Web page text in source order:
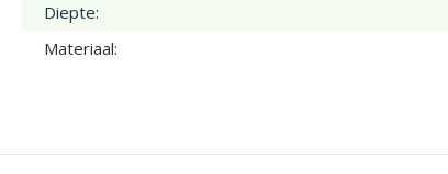
Diepte:
Materiaal: